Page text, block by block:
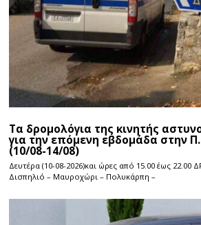
Τα δρομολόγια της κινητής
για την επόμενη εβδομάδα στην
(10/08-14/08)
Δευτέρα (10-08-2026)και ώρες από 15.00 έως
Δισπηλιό – Μαυροχώρι – Πολυκάρπη –